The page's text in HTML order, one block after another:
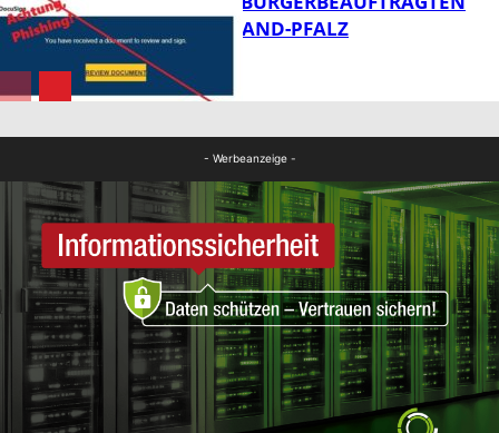
Panorama
VON RHEINLAND-PFALZ
- Werbeanzeige -